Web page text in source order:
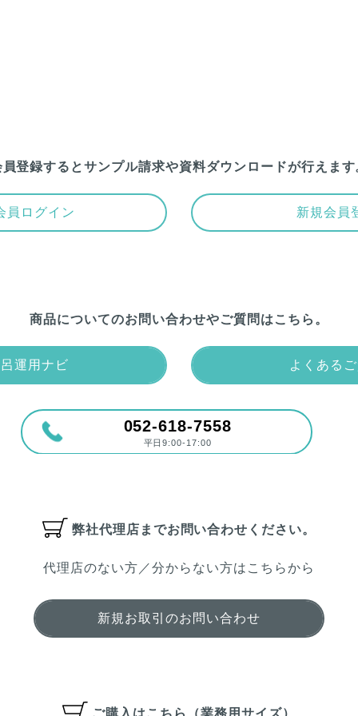
員登録するとサンプル請求や資料ダウンロードが行えます
員ログイン 新規会員
商品についてのお問い合わせやご質問はこちら。
運用ナビ よくある
052-618-7558
平日9:00-17:00
弊社代理店までお問い合わせください。
代理店のない方／分からない方はこちらから
新規お取引のお問い合わせ